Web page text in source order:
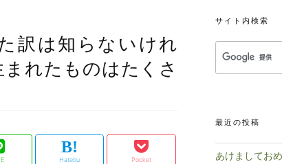
訳は知らないけれ
れたものはたくさ
Hatebu Pocket
サイト内検索
最近の投稿
あけましてお